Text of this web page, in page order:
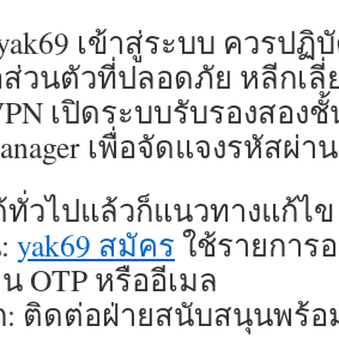
เข้าสู่ระบบ ควรป
ส่วนตัวที่ปลอดภัย หลีกเ
เปิดระบบรับรองสอง
เพื่อจัดแจงรหัสผ่าน
วไปแล้วก็แนวทางแก้ไข
yak69 สมัคร ใช้รายการ
OTP หรืออีเมล
ติดต่อฝ่ายสนับสนุนพร้อ